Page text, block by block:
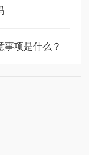
事项是什么？